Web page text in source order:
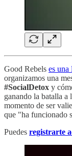
Good Rebels es
organizamos una
#SocialDetox y
ganando la batalla a
momento de ser
que "ha funcionado
Puedes registrarte